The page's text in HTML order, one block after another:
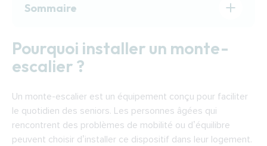
Sommaire
Comment choisir un monte-escalier ?
Comment fonctionne un monte-escalier ?
Gap
Trouver un installateur de monte-escaliers à
Gap
Pourquoi installer un monte-
escalier ?
Un monte-escalier est un équipement conçu pour faciliter
le quotidien des seniors. Les personnes âgées qui
rencontrent des problèmes de mobilité ou d’équilibre
peuvent choisir d’installer ce dispositif dans leur logement.